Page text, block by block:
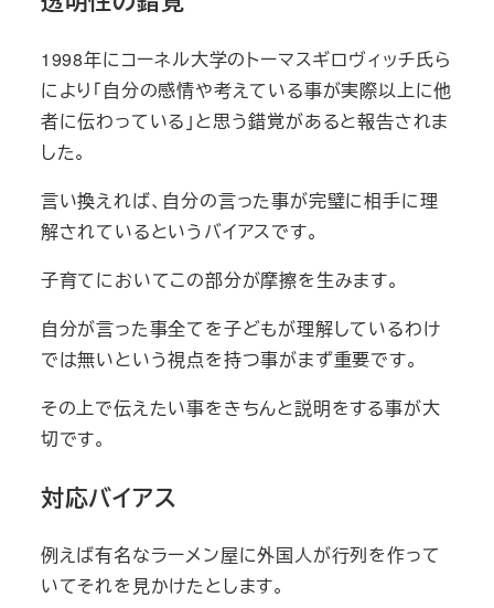
1998年にコーネル大学のトーマスギロヴィッチ氏ら
により「自分の感情や考えている事が実際以上に他
者に伝わっている」と思う錯覚があると報告されま
した。
言い換えれば、自分の言った事が完璧に相手に理
解されているというバイアスです。
子育てにおいてこの部分が摩擦を生みます。
自分が言った事全てを子どもが理解しているわけ
では無いという視点を持つ事がまず重要です。
その上で伝えたい事をきちんと説明をする事が大
切です。
対応バイアス
例えば有名なラーメン屋に外国人が行列を作って
いてそれを見かけたとします。